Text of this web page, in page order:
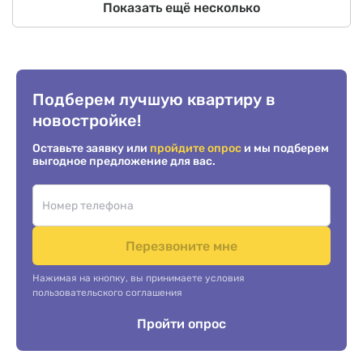
Показать ещё несколько
Подберем лучшую квартиру в
новостройке!
Оставьте заявку или пройдите опрос и мы подберем
выгодное предложение для вас.
Перезвоните мне
Нажимая на кнопку, вы принимаете условия
пользовательского соглашения
Пройти опрос